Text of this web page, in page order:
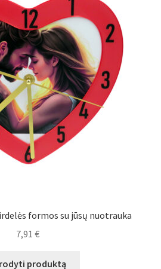
procesas
formos su jūsų nuotrauka
7,91 €
produktą